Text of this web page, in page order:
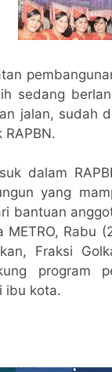
sedang
jalan, sudah
dalam
yang
bantuan
Rabu
Fraksi
program
ibu kota.